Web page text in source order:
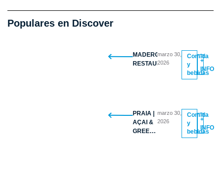
Populares en Discover
MADERO
RESTAURANTE
marzo 30,
2026
Comida
y
bebidas
+
INFO
PRAIA |
AÇAI &
GREEK
marzo 30,
2026
Comida
y
bebidas
+
INFO